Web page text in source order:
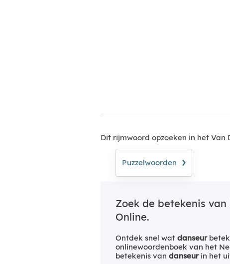
Dit rijmwoord opzoeken in het Van
Puzzelwoorden ›
Zoek de betekenis van
Online.
Ontdek snel wat danseur
onlinewoordenboek van het
betekenis van danseurin het